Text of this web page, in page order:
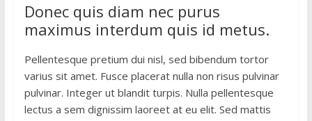
Donec quis diam nec purus
maximus interdum quis id metus.
Pellentesque pretium dui nisl, sed bibendum tortor
varius sit amet. Fusce placerat nulla non risus pulvinar
pulvinar. Integer ut blandit turpis. Nulla pellentesque
lectus a sem dignissim laoreet at eu elit. Sed mattis